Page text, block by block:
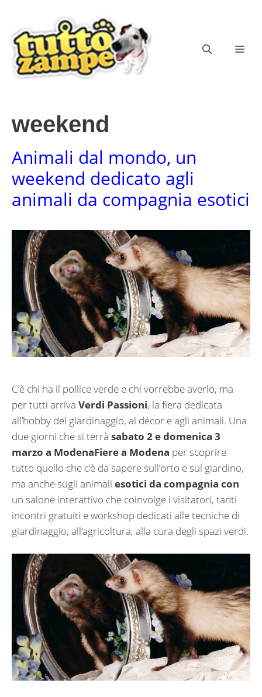
contenuto
weekend
Animali dal mondo, un
weekend dedicato agli
animali da compagnia esotici
C’è chi ha il pollice verde e chi vorrebbe averlo, ma
per tutti arriva Verdi Passioni, la fiera dedicata
all’hobby del giardinaggio, al décor e agli animali. Una
due giorni che si terrà sabato 2 e domenica 3
marzo a ModenaFiere a Modena per scoprire
tutto quello che c’è da sapere sull’orto e sul giardino,
ma anche sugli animali esotici da compagnia con
un salone interattivo che coinvolge i visitatori, tanti
incontri gratuiti e workshop dedicati alle tecniche di
giardinaggio, all’agricoltura, alla cura degli spazi verdi.